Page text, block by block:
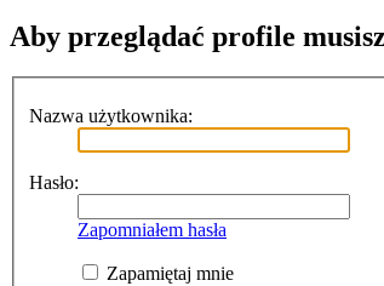
Aby przeglądać profile
Nazwa użytkownika:
Hasło:
Zapomniałem hasła
Zapamiętaj mnie